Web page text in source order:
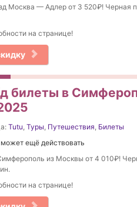
Москва — Адлер от 3 520₽! Черная
на странице!
билеты в
Tutu, Туры, Путешествия, Билеты
ещё действовать
из Москвы от 4 010₽!
на странице!